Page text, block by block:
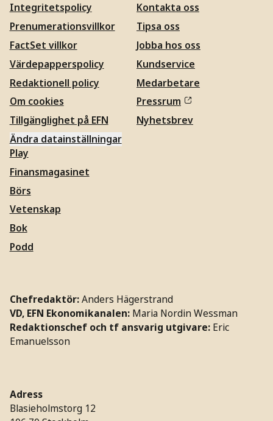
Integritetspolicy
Prenumerationsvillkor
FactSet villkor
Värdepapperspolicy
Redaktionell policy
Om cookies
Tillgänglighet på EFN
Ändra datainställningar
Kontakta oss
Tipsa oss
Jobba hos oss
Kundservice
Medarbetare
Pressrum
Nyhetsbrev
Play
Finansmagasinet
Börs
Vetenskap
Bok
Podd
Chefredaktör:Anders Hägerstrand
VD, EFN Ekonomikanalen: Maria Nordin Wessman
Redaktionschef och tf ansvarig utgivare: Eric
Emanuelsson
Adress
Blasieholmstorg 12